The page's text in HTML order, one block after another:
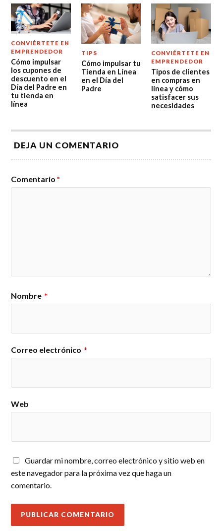
CONVIÉRTETE EN
EMPRENDEDOR
Cómo impulsar
los cupones de
descuento en el
Día del Padre en
tu tienda en
línea
TIPS
Cómo impulsar tu
Tienda en Línea
en el Día del
Padre
CONVIÉRTETE EN
EMPRENDEDOR
Tipos de clientes
en compras en
línea y cómo
satisfacer sus
necesidades
DEJA UN COMENTARIO
Comentario *
Nombre *
Correo electrónico *
Web
Guardar mi nombre, correo electrónico y sitio web en
este navegador para la próxima vez que haga un
comentario.